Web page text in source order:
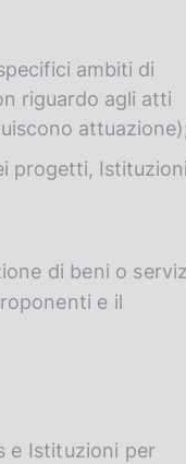
ambiti di
riguardo agli atti
progetti, Istituzioni
di beni o
e il
e Istituzioni per